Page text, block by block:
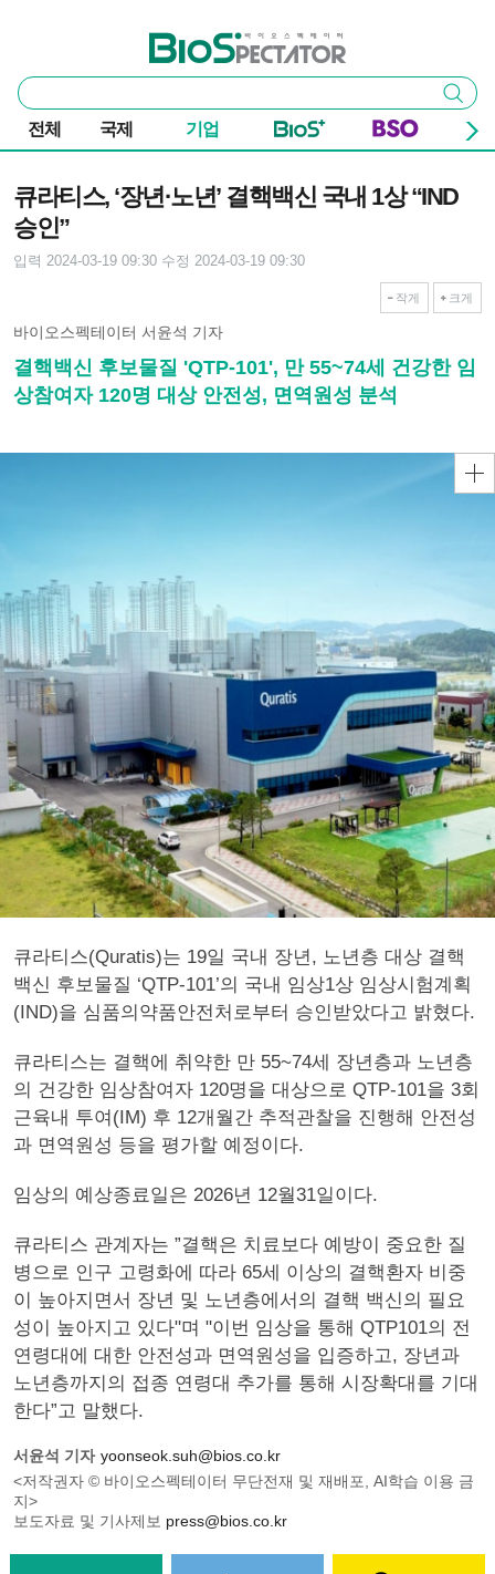
바이오스펙테이터
통
합
검
색
검색
전체 국제 기업
큐라티스, ‘장년·노년’ 결핵백신 국내 1상 “IND
승인”
입력 2024-03-19 09:30 수정 2024-03-19 09:30
작게 크게
바이오스펙테이터 서윤석 기자
결핵백신 후보물질 'QTP-101', 만 55~74세 건강한 임
상참여자 120명 대상 안전성, 면역원성 분석
큐라티스(Quratis)는 19일 국내 장년, 노년층 대상 결핵
백신 후보물질 ‘QTP-101’의 국내 임상1상 임상시험계획
(IND)을 심품의약품안전처로부터 승인받았다고 밝혔다.
큐라티스는 결핵에 취약한 만 55~74세 장년층과 노년층
의 건강한 임상참여자 120명을 대상으로 QTP-101을 3회
근육내 투여(IM) 후 12개월간 추적관찰을 진행해 안전성
과 면역원성 등을 평가할 예정이다.
임상의 예상종료일은 2026년 12월31일이다.
큐라티스 관계자는 ”결핵은 치료보다 예방이 중요한 질
병으로 인구 고령화에 따라 65세 이상의 결핵환자 비중
이 높아지면서 장년 및 노년층에서의 결핵 백신의 필요
성이 높아지고 있다"며 "이번 임상을 통해 QTP101의 전
연령대에 대한 안전성과 면역원성을 입증하고, 장년과
노년층까지의 접종 연령대 추가를 통해 시장확대를 기대
한다”고 말했다.
서윤석 기자 yoonseok.suh@bios.co.kr
<저작권자 © 바이오스펙테이터 무단전재 및 재배포, AI학습 이용 금
지>
보도자료 및 기사제보 press@bios.co.kr